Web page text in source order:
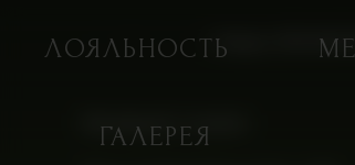
ЛОЯЛЬНОСТЬ
ГАЛЕРЕЯ
Home Магазин / Category:
Showing all 2 results